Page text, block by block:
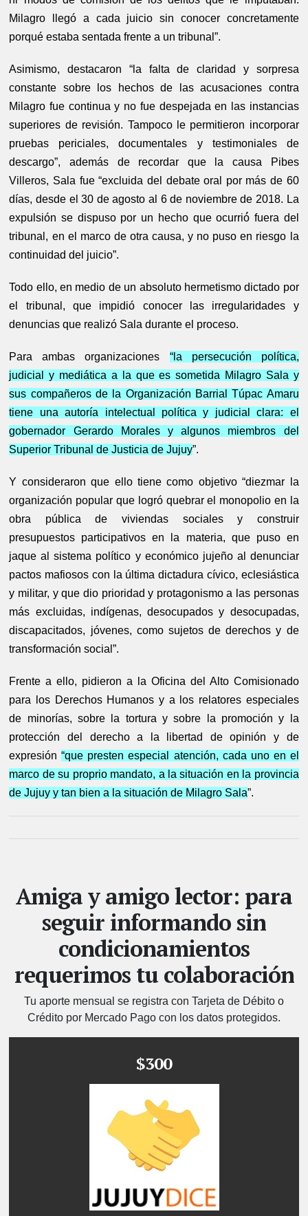
Milagro llegó a cada juicio sin conocer concretamente
porqué estaba sentada frente a un tribunal”.
Asimismo, destacaron “la falta de claridad y sorpresa
constante sobre los hechos de las acusaciones contra
Milagro fue continua y no fue despejada en las instancias
superiores de revisión. Tampoco le permitieron incorporar
pruebas periciales, documentales y testimoniales de
descargo”, además de recordar que la causa Pibes
Villeros, Sala fue “excluida del debate oral por más de 60
días, desde el 30 de agosto al 6 de noviembre de 2018. La
expulsión se dispuso por un hecho que ocurrió́ fuera del
tribunal, en el marco de otra causa, y no puso en riesgo la
continuidad del juicio”.
Todo ello, en medio de un absoluto hermetismo dictado por
el tribunal, que impidió conocer las irregularidades y
denuncias que realizó Sala durante el proceso.
Para ambas organizaciones “la persecución política,
judicial y mediática a la que es sometida Milagro Sala y
sus compañeros de la Organización Barrial Túpac Amaru
tiene una autoría intelectual política y judicial clara: el
gobernador Gerardo Morales y algunos miembros del
Superior Tribunal de Justicia de Jujuy”.
Y consideraron que ello tiene como objetivo “diezmar la
organización popular que logró quebrar el monopolio en la
obra pública de viviendas sociales y construir
presupuestos participativos en la materia, que puso en
jaque al sistema político y económico jujeño al denunciar
pactos mafiosos con la última dictadura cívico, eclesiástica
y militar, y que dio prioridad y protagonismo a las personas
más excluidas, indígenas, desocupados y desocupadas,
discapacitados, jóvenes, como sujetos de derechos y de
transformación social”.
Frente a ello, pidieron a la Oficina del Alto Comisionado
para los Derechos Humanos y a los relatores especiales
de minorías, sobre la tortura y sobre la promoción y la
protección del derecho a la libertad de opinión y de
expresión“que presten especial atención, cada uno en el
marco de su proprio mandato, a la situación en la provincia
de Jujuy y tan bien a la situación de Milagro Sala”.
Amiga y amigo lector: para
seguir informando sin
condicionamientos
requerimos tu colaboración
Tu aporte mensual se registra con Tarjeta de Débito o
Crédito por Mercado Pago con los datos protegidos.
$300